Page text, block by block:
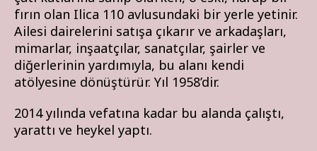
fırın olan Ilica 110 avlusundaki bir yerle yetinir.
Ailesi dairelerini satışa çıkarır ve arkadaşları,
mimarlar, inşaatçılar, sanatçılar, şairler ve
diğerlerinin yardımıyla, bu alanı kendi
atölyesine dönüştürür. Yıl 1958’dir.
2014 yılında vefatına kadar bu alanda çalıştı,
yarattı ve heykel yaptı.